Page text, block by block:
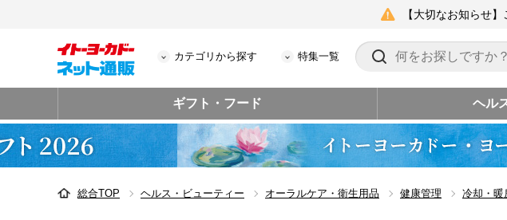
【大切なお知らせ
カテゴリから探す 特集一覧
ギフト・フード ヘル
総合TOP ヘルス・ビューティー オーラルケア・衛生用品 健康管理 冷却・暖